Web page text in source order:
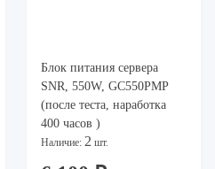
Блок питания сервера
SNR, 550W, GC550PMP
(после теста, наработка
400 часов )
Наличие: 2 шт.